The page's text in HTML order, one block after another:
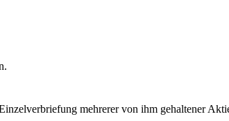
mehrerer von ihm gehaltener